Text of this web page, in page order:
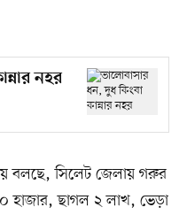
নহর
বলছে, সিলেট জেলায় গরুর
হাজার, ছাগল ২ লাখ, ভেড়া